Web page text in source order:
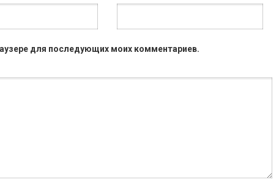
для последующих моих комментариев.